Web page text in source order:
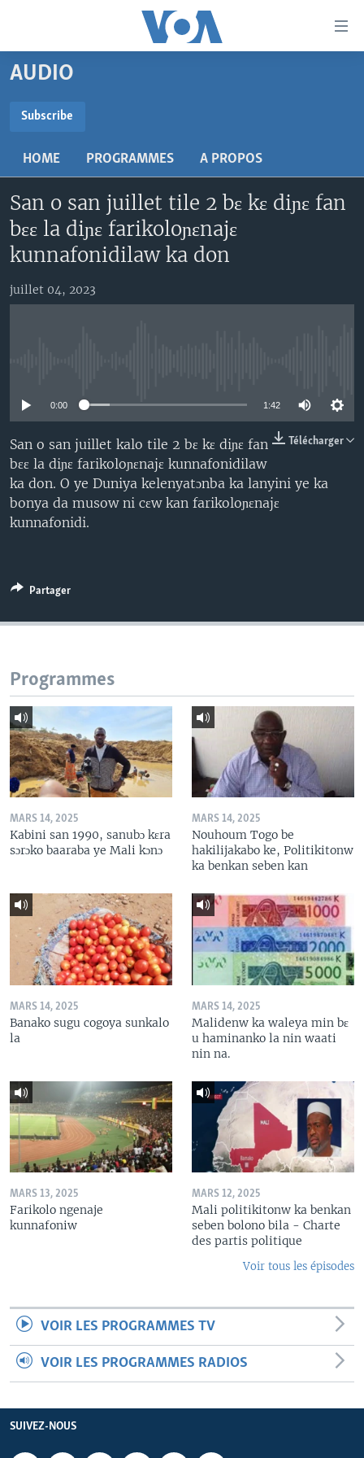
Menu
principal
navigation
principale
Retour
recherche
MALI KURA
RADIO
AN BA FO!
FARAFINA FOLI
SUIVEZ-NOUS
AUDIO
Subscribe
HOME PROGRAMMES A PROPOS
San o san juillet tile 2 bɛ kɛ diɲɛ fan
bɛɛ la diɲɛ farikoloɲɛnajɛ
kunnafonidilaw ka don
juillet 04, 2023
0:00 1:42
Télécharger
San o san juillet kalo tile 2 bɛ kɛ diɲɛ fan
bɛɛ la diɲɛ farikoloɲɛnajɛ kunnafonidilaw
ka don. O ye Duniya kelenyatɔnba ka lanyini ye ka
bonya da musow ni cɛw kan farikoloɲɛnajɛ
kunnafonidi.
Partager
Programmes
MARS 14, 2025
Kabini san 1990, sanubɔ kɛra
sɔrɔko baaraba ye Mali kɔnɔ
MARS 14, 2025
Nouhoum Togo be
hakilijakabo ke, Politikitonw
ka benkan seben kan
MARS 14, 2025
Banako sugu cogoya sunkalo
la
MARS 14, 2025
Malidenw ka waleya min bɛ
u haminanko la nin waati
nin na.
MARS 13, 2025
Farikolo ngenaje
kunnafoniw
MARS 12, 2025
Mali politikitonw ka benkan
seben bolono bila - Charte
des partis politique
Voir tous les épisodes
VOIR LES PROGRAMMES TV
VOIR LES PROGRAMMES RADIOS
SUIVEZ-NOUS